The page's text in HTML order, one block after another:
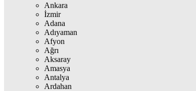
Ankara
İzmir
Adana
Adıyaman
Afyon
Ağrı
Aksaray
Amasya
Antalya
Ardahan